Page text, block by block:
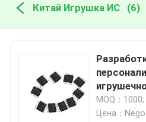
Китай Игрушка ИС (6)
Controller
MOQ：
Цена：